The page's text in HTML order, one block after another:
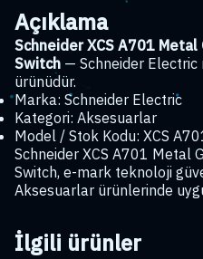
Açıklama
Schneider XCS A701
Switch — Schneider
ürünüdür.
Marka: Schneider Electric
Kategori: Aksesuarlar
Model / Stok Kodu: XCS
Schneider XCS A701 Metal
Switch, e-mark teknoloji
Aksesuarlar ürünlerinde
İlgili ürünler